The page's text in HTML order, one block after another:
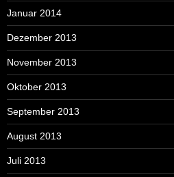
Januar 2014
Dezember 2013
November 2013
Oktober 2013
September 2013
August 2013
Juli 2013